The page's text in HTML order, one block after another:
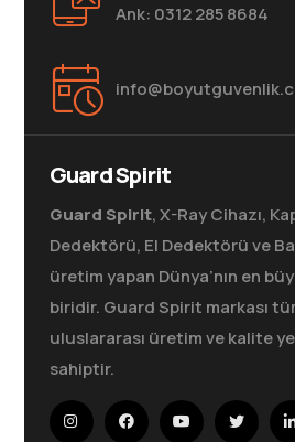
Ank: 0312 285 8684
Guard Spirit
Guard Spirit, X-Ray Cihazı,
Dedektörü, El Dedektörü ve
üretim yapan Dünya’nın en
biridir. Guard Spirit markası
uluslararası üretim ve kalite
sahiptir.